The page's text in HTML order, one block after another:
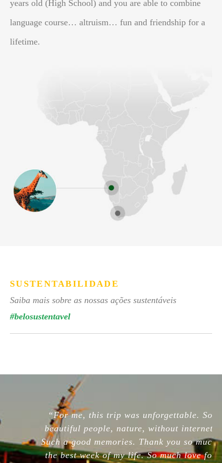
years old (High School) and you are able to combine
language course… altruism… fun and friendship for a
lifetime.
SUSTENTABILIDADE
Saiba mais sobre as nossas ações sustentáveis
#belosustentavel
“For me, this trip was unforgettable. So
beautiful people, nature, without internet.
Such a good memories. Thank you so much,
the best week of my life. So much love for